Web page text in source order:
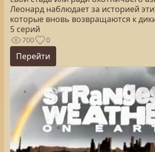
Леонард наблюдает за историей
которые вновь возвращаются к
5 серий
700 0
Перейти